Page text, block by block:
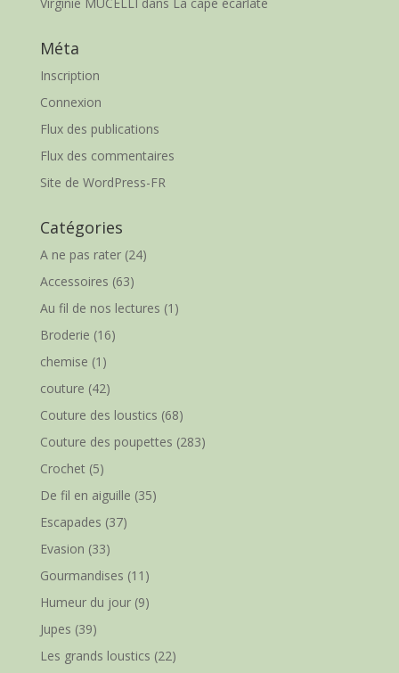
Méta
Inscription
Connexion
Flux des publications
Flux des commentaires
Site de WordPress-FR
Catégories
A ne pas rater(24)
Accessoires (63)
Au fil de nos lectures (1)
Broderie (16)
chemise (1)
couture (42)
Couture des loustics (68)
Couture des poupettes (283)
Crochet(5)
De fil en aiguille (35)
Escapades (37)
Evasion (33)
Gourmandises (11)
Humeur du jour(9)
Jupes (39)
Les grands loustics (22)